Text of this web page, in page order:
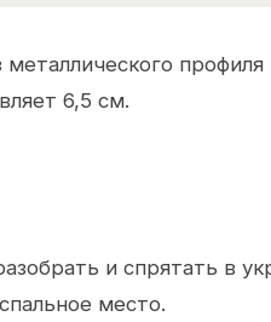
металлического
6,5 см.
и спрятать в
место.